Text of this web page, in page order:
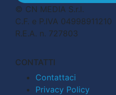
© CN MEDIA S.r.l.
C.F. e P.IVA 04998911210
R.E.A. n. 727803
CONTATTI
Contattaci
Privacy Policy